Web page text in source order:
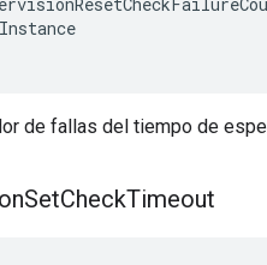
de fallas del tiempo de
SetCheckTimeout